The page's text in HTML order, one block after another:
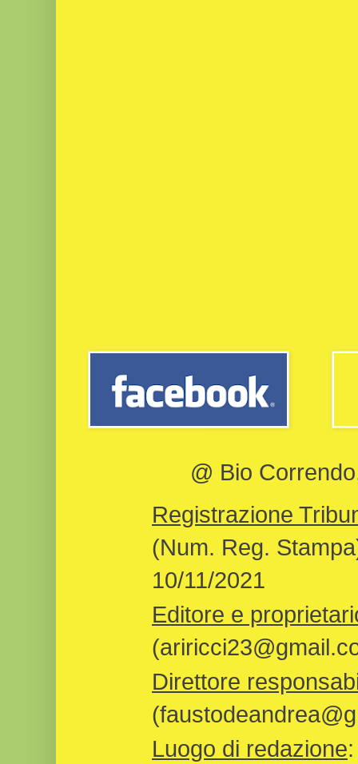
@ Bio
Registrazione
(Num. Reg.
10/11/2021
Editore e
Direttore
Luogo di redazione